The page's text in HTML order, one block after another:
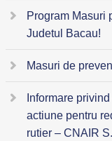
Program Masuri
Judetul Bacau!
Masuri de
Informare
actiune pentru
rutier – CNAIR